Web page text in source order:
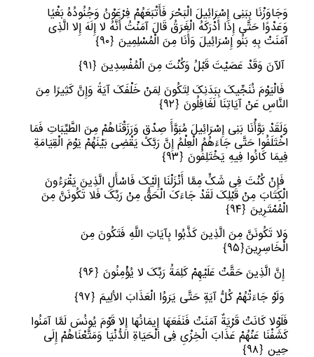
وَجَاوَزْنَا بِبَنِی إِسْرَائِیلَ الْبَحْرَ فَأَتْبَعَهُمْ فِرْعَوْنُ وَجُنُودُهُ بَغْیًا
وَعَدْوًا حَتَّى إِذَا أَدْرَکَهُ الْغَرَقُ قَالَ آمَنْتُ أَنَّهُ لا إِلَهَ إِلا الَّذِی
آمَنَتْ بِهِ بَنُو إِسْرَائِیلَ وَأَنَا مِنَ الْمُسْلِمِینَ ﴿٩٠﴾
آلآنَ وَقَدْ عَصَیْتَ قَبْلُ وَکُنْتَ مِنَ الْمُفْسِدِینَ ﴿٩١﴾
فَالْیَوْمَ نُنَجِّیکَ بِبَدَنِکَ لِتَکُونَ لِمَنْ خَلْفَکَ آیَةً وَإِنَّ کَثِیرًا مِنَ
النَّاسِ عَنْ آیَاتِنَا لَغَافِلُونَ ﴿٩٢﴾
وَلَقَدْ بَوَّأْنَا بَنِی إِسْرَائِیلَ مُبَوَّأَ صِدْقٍ وَرَزَقْنَاهُمْ مِنَ الطَّیِّبَاتِ فَمَا
اخْتَلَفُوا حَتَّى جَاءَهُمُ الْعِلْمُ إِنَّ رَبَّکَ یَقْضِی بَیْنَهُمْ یَوْمَ الْقِیَامَةِ
فِیمَا کَانُوا فِیهِ یَخْتَلِفُونَ ﴿٩٣﴾
فَإِنْ کُنْتَ فِی شَکٍّ مِمَّا أَنْزَلْنَا إِلَیْکَ فَاسْأَلِ الَّذِینَ یَقْرَءُونَ
الْکِتَابَ مِنْ قَبْلِکَ لَقَدْ جَاءَکَ الْحَقُّ مِنْ رَبِّکَ فَلا تَکُونَنَّ مِنَ
الْمُمْتَرِینَ ﴿٩٤﴾
وَلا تَکُونَنَّ مِنَ الَّذِینَ کَذَّبُوا بِآیَاتِ اللَّهِ فَتَکُونَ مِنَ
الْخَاسِرِینَ﴿٩٥﴾
إِنَّ الَّذِینَ حَقَّتْ عَلَیْهِمْ کَلِمَةُ رَبِّکَ لا یُؤْمِنُونَ ﴿٩٦﴾
وَلَوْ جَاءَتْهُمْ کُلُّ آیَةٍ حَتَّى یَرَوُا الْعَذَابَ الألِیمَ ﴿٩٧﴾
فَلَوْلا کَانَتْ قَرْیَةٌ آمَنَتْ فَنَفَعَهَا إِیمَانُهَا إِلا قَوْمَ یُونُسَ لَمَّا آمَنُوا
کَشَفْنَا عَنْهُمْ عَذَابَ الْخِزْیِ فِی الْحَیَاةِ الدُّنْیَا وَمَتَّعْنَاهُمْ إِلَى
حِینٍ ﴿٩٨﴾